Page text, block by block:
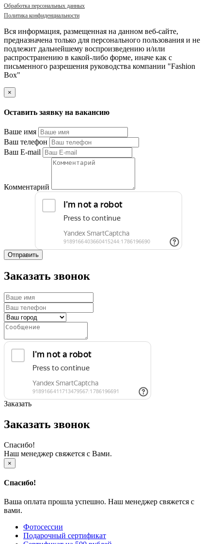
Обработка персональных данных
Политика конфиденциальности
Вся информация, размещенная на данном веб-сайте,
предназначена только для персонального пользования и не
подлежит дальнейшему воспроизведению и/или
распространению в какой-либо форме, иначе как с
письменного разрешения руководства компании "Fashion
Box"
×
Оставить заявку на вакансию
Ваше имя
Ваш телефон
Ваш E-mail
Комментарий
Отправить
Заказать звонок
Заказать
Заказать звонок
Спасибо!
Наш менеджер свяжется с Вами.
×
Спасибо!
Ваша оплата прошла успешно. Наш менеджер свяжется с
вами.
Фотосессии
Подарочный сертификат